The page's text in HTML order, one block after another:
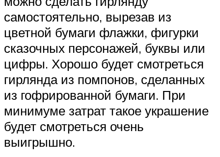
самостоятельно, вырезав из
цветной бумаги флажки, фигурки
сказочных персонажей, буквы или
цифры. Хорошо будет смотреться
гирлянда из помпонов, сделанных
из гофрированной бумаги. При
минимуме затрат такое украшение
будет смотреться очень
выигрышно.